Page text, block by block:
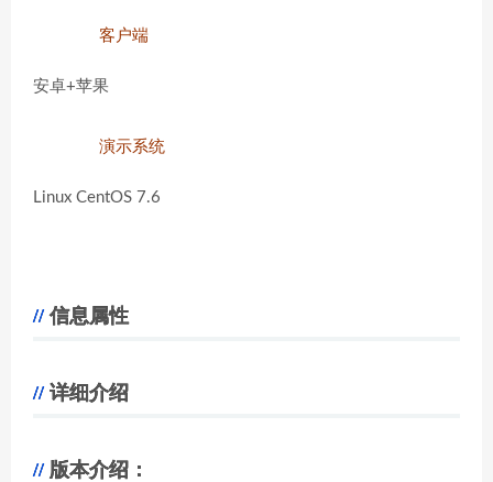
客户端
安卓+苹果
演示系统
Linux CentOS 7.6
信息属性
详细介绍
版本介绍：